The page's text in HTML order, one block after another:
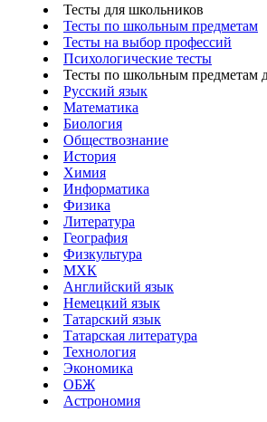
Тесты для школьников
Тесты по школьным предметам
Тесты на выбор профессий
Психологические тесты
Тесты по школьным предметам
Русский язык
Математика
Биология
Обществознание
История
Химия
Информатика
Физика
Литература
География
Физкультура
МХК
Английский язык
Немецкий язык
Татарский язык
Татарская литература
Технология
Экономика
ОБЖ
Астрономия